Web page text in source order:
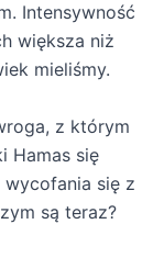
Intensywność
większa niż
mieliśmy.
z którym
Hamas się
wycofania się z
są teraz?